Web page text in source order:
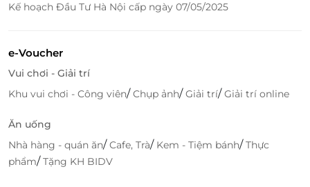
Kế hoạch Đầu Tư Hà Nội cấp ngày 07/05/2025
e-Voucher
Vui chơi - Giải trí
Khu vui chơi - Công viên/Chụp ảnh/Giải trí/Giải trí online
Ăn uống
Nhà hàng - quán ăn/Cafe, Trà/ Kem - Tiệm bánh/Thực
phẩm/Tặng KH BIDV